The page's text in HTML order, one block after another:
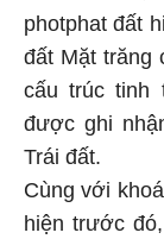
photphat đất
đất Mặt trăng
cấu trúc tinh
được ghi
Trái đất.
Cùng với
hiện trước